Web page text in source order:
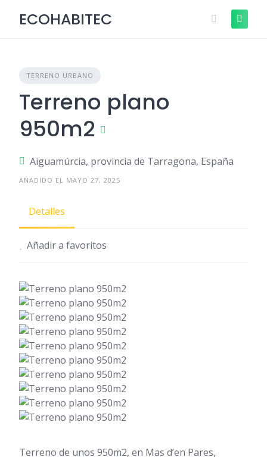
ECOHABITEC
TERRENO URBANO
Terreno plano
950m2
Aiguamúrcia, provincia de Tarragona, España
AÑADIDO EL MAYO 27, 2025
Detalles
Añadir a favoritos
Terreno de unos 950m2, en Mas d’en Pares,
Descubre cómo funciona ¡Anúnciate
GRATIS!
+Info